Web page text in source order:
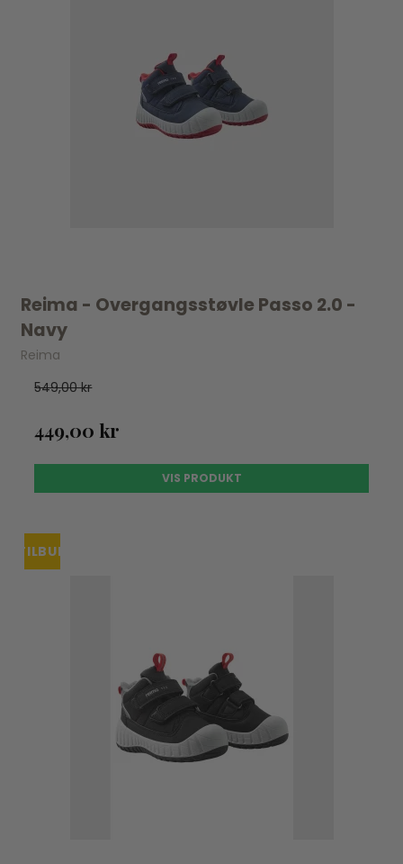
Reima - Overgangsstøvle Passo 2.0 -
Navy
Reima
549,00 kr
449,00 kr
VIS PRODUKT
TILBUD